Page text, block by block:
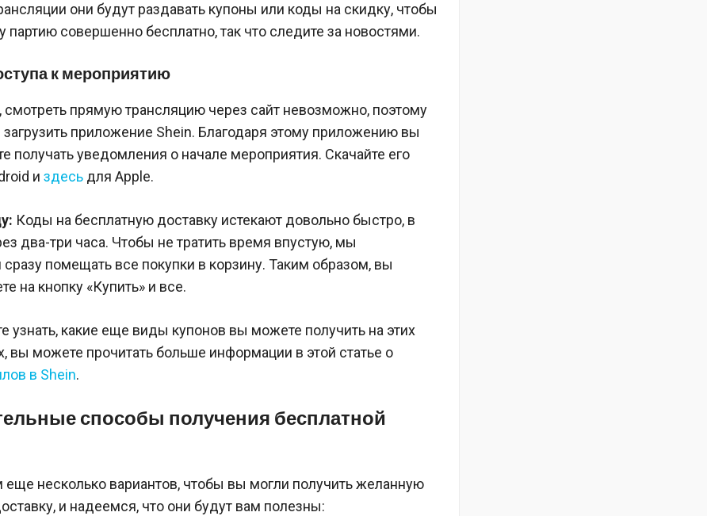
они будут раздавать купоны или коды на скидку, чтобы
партию совершенно бесплатно, так что следите за новостями.
к мероприятию
прямую трансляцию через сайт невозможно, поэтому
приложение Shein. Благодаря этому приложению вы
получать уведомления о начале мероприятия. Скачайте его
и здесь для Apple.
Коды на бесплатную доставку истекают довольно быстро, в
два-три часа. Чтобы не тратить время впустую, мы
помещать все покупки в корзину. Таким образом, вы
на кнопку «Купить» и все.
узнать, какие еще виды купонов вы можете получить на этих
вы можете прочитать больше информации в этой статье о
в Shein.
способы получения бесплатной
несколько вариантов, чтобы вы могли получить желанную
и надеемся, что они будут вам полезны: